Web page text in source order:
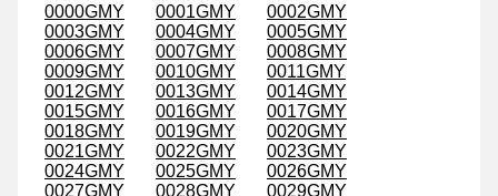
0000GMY 0001GMY
0002GMY
0003GMY
0004GMY
0005GMY
0006GMY
0007GMY
0008GMY
0009GMY
0010GMY
0011GMY
0012GMY
0013GMY
0014GMY
0015GMY
0016GMY
0017GMY
0018GMY
0019GMY
0020GMY
0021GMY
0022GMY
0023GMY
0024GMY
0025GMY
0026GMY
0027GMY
0028GMY
0029GMY